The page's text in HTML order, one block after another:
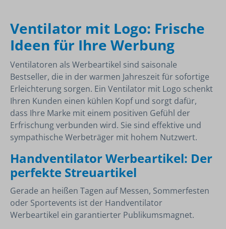
Ventilator mit Logo: Frische
Ideen für Ihre Werbung
Ventilatoren als Werbeartikel sind saisonale
Bestseller, die in der warmen Jahreszeit für sofortige
Erleichterung sorgen. Ein Ventilator mit Logo schenkt
Ihren Kunden einen kühlen Kopf und sorgt dafür,
dass Ihre Marke mit einem positiven Gefühl der
Erfrischung verbunden wird. Sie sind effektive und
sympathische Werbeträger mit hohem Nutzwert.
Handventilator Werbeartikel: Der
perfekte Streuartikel
Gerade an heißen Tagen auf Messen, Sommerfesten
oder Sportevents ist der Handventilator
Werbeartikel ein garantierter Publikumsmagnet.